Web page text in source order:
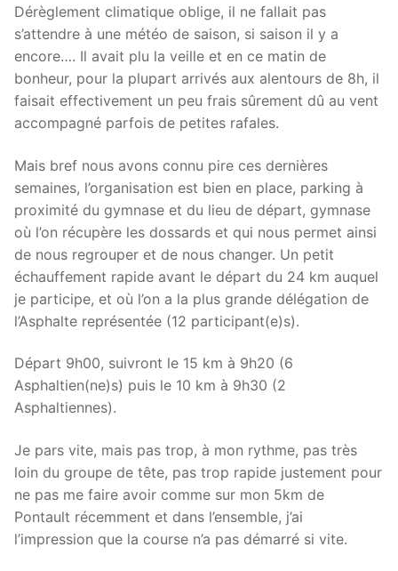
Dérèglement climatique oblige, il ne fallait pas
s’attendre à une météo de saison, si saison il y a
encore…. Il avait plu la veille et en ce matin de
bonheur, pour la plupart arrivés aux alentours de 8h, il
faisait effectivement un peu frais sûrement dû au vent
accompagné parfois de petites rafales.
Mais bref nous avons connu pire ces dernières
semaines, l’organisation est bien en place, parking à
proximité du gymnase et du lieu de départ, gymnase
où l’on récupère les dossards et qui nous permet ainsi
de nous regrouper et de nous changer. Un petit
échauffement rapide avant le départ du 24 km auquel
je participe, et où l’on a la plus grande délégation de
l’Asphalte représentée (12 participant(e)s).
Départ 9h00, suivront le 15 km à 9h20 (6
Asphaltien(ne)s) puis le 10 km à 9h30 (2
Asphaltiennes).
Je pars vite, mais pas trop, à mon rythme, pas très
loin du groupe de tête, pas trop rapide justement pour
ne pas me faire avoir comme sur mon 5km de
Pontault récemment et dans l’ensemble, j’ai
l’impression que la course n’a pas démarré si vite.